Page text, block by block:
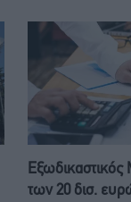
των 20 δισ.